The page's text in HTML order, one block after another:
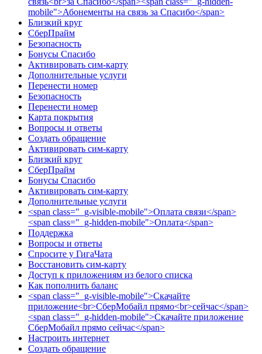
mobile">Абонементы на связь за Спасибо</span>
Близкий круг
СберПрайм
Безопасность
Бонусы Спасибо
Активировать сим-карту
Дополнительные услуги
Перенести номер
Безопасность
Перенести номер
Карта покрытия
Вопросы и ответы
Создать обращение
Активировать сим-карту
Близкий круг
СберПрайм
Бонусы Спасибо
Активировать сим-карту
Дополнительные услуги
<span class="_g-visible-mobile">Оплата связи</span>
<span class="_g-hidden-mobile">Оплата</span>
Поддержка
Вопросы и ответы
Спросите у ГигаЧата
Восстановить сим-карту
Доступ к приложениям из белого списка
Как пополнить баланс
<span class="_g-visible-mobile">Скачайте
приложение<br>СберМобайл прямо<br>сейчас</span>
<span class="_g-hidden-mobile">Скачайте приложение
СберМобайл прямо сейчас</span>
Настроить интернет
Создать обращение